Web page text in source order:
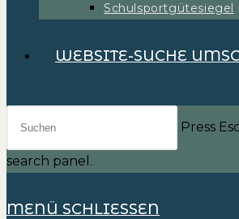
Schulsportgütesiegel
WEBSITE-SUCHE
Press
search panel.
MENÜ SCHLIESSEN